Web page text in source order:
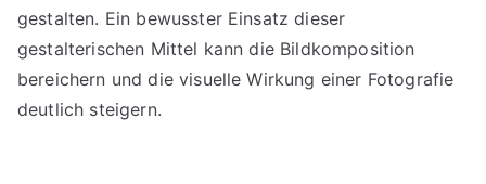
gestalten. Ein bewusster Einsatz dieser
gestalterischen Mittel kann die Bildkomposition
bereichern und die visuelle Wirkung einer Fotografie
deutlich steigern.